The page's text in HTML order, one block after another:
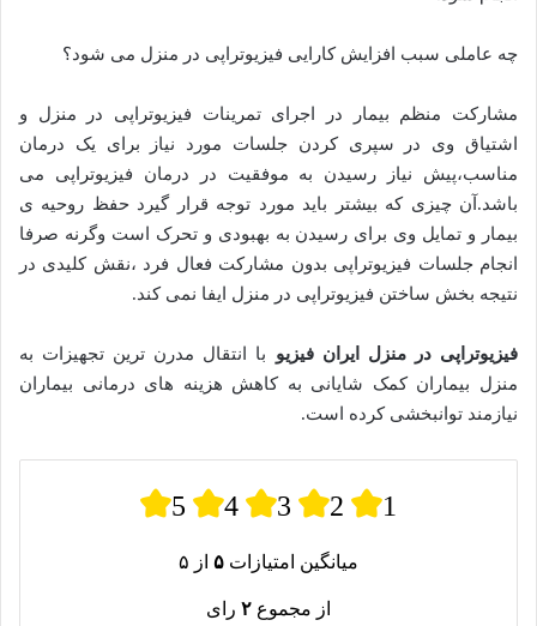
چه عاملی سبب افزایش کارایی فیزیوتراپی در منزل می شود؟
مشارکت منظم بیمار در اجرای تمرینات فیزیوتراپی در منزل و
اشتیاق وی در سپری کردن جلسات مورد نیاز برای یک درمان
مناسب،پیش نیاز رسیدن به موفقیت در درمان فیزیوتراپی می
باشد.آن چیزی که بیشتر باید مورد توجه قرار گیرد حفظ روحیه ی
بیمار و تمایل وی برای رسیدن به بهبودی و تحرک است وگرنه صرفا
انجام جلسات فیزیوتراپی بدون مشارکت فعال فرد ،نقش کلیدی در
نتیجه بخش ساختن فیزیوتراپی در منزل ایفا نمی کند.
فیزیوتراپی در منزل ایران فیزیو با انتقال مدرن ترین تجهیزات به
منزل بیماران کمک شایانی به کاهش هزینه های درمانی بیماران
نیازمند توانبخشی کرده است.
5 4 3 2 1
میانگین امتیازات ۵ از ۵
از مجموع ۲ رای